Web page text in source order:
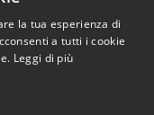
la tua esperienza di
a tutti i cookie
Leggi di più